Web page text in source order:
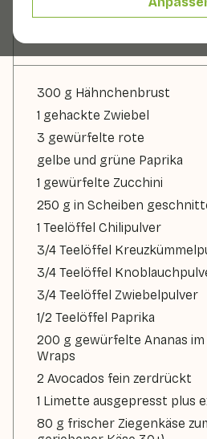
300 g Hähnchenbrust
1 gehackte Zwiebel
3 gewürfelte rote
gelbe und grüne Paprika
1 gewürfelte Zucchini
250 g in Scheiben
1 Teelöffel Chilipulver
3/4 Teelöffel
3/4 Teelöffel
3/4 Teelöffel Zwiebelpulver
1/2 Teelöffel Paprika
200 g gewürfelte Ananas
Wraps
2 Avocados fein zerdrückt
1 Limette ausgepresst plus
80 g frischer Ziegenkäse